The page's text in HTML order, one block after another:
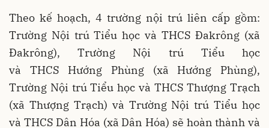
Theo kế hoạch, 4 trường nội trú liên cấp gồm:
Trường Nội trú Tiểu học và THCS Đakrông (xã
Đakrông), Trường Nội trú Tiểu học
và THCS Hướng Phùng (xã Hướng Phùng),
Trường Nội trú Tiểu học và THCS Thượng Trạch
(xã Thượng Trạch) và Trường Nội trú Tiểu học
và THCS Dân Hóa (xã Dân Hóa) sẽ hoàn thành và